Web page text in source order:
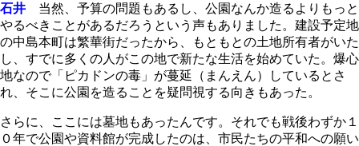
石井 当然、予算の問題もあるし、公園なんか造るよりもっと
やるべきことがあるだろうという声もありました。建設予定地
の中島本町は繁華街だったから、もともとの土地所有者がいた
し、すでに多くの人がこの地で新たな生活を始めていた。爆心
地なので「ピカドンの毒」が蔓延（まんえん）しているとさ
れ、そこに公園を造ることを疑問視する向きもあった。
さらに、ここには墓地もあったんです。それでも戦後わずか１
０年で公園や資料館が完成したのは、市民たちの平和への願い